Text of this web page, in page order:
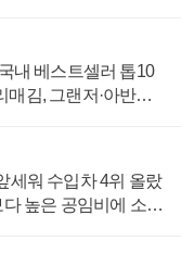
내 베스트셀러 톱10
매김, 그랜저·아반떼
세워 수입차 4위 올랐
다 높은 공임비에 소비